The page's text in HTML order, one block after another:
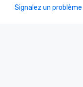
Signalez un problème